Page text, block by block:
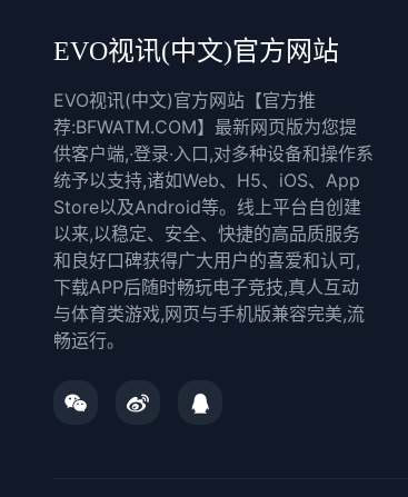
EVO视讯(中文)官方网站
EVO视讯(中文)官方网站【官方推
荐:BFWATM.COM】最新网页版为您提
供客户端,·登录·入口,对多种设备和操作系
统予以支持,诸如Web、H5、iOS、App
Store以及Android等。线上平台自创建
以来,以稳定、安全、快捷的高品质服务
和良好口碑获得广大用户的喜爱和认可,
下载APP后随时畅玩电子竞技,真人互动
与体育类游戏,网页与手机版兼容完美,流
畅运行。